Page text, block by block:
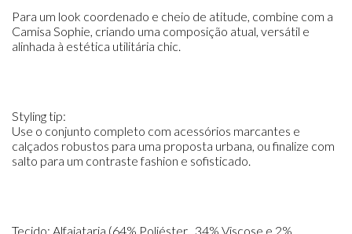
Para um look coordenado e cheio de atitude, combine com a
Camisa Sophie, criando uma composição atual, versátil e
alinhada à estética utilitária chic.
Styling tip:
Use o conjunto completo com acessórios marcantes e
calçados robustos para uma proposta urbana, ou finalize com
salto para um contraste fashion e sofisticado.
Tecido: Alfaiataria (64% Poliéster , 34% Viscose e 2%